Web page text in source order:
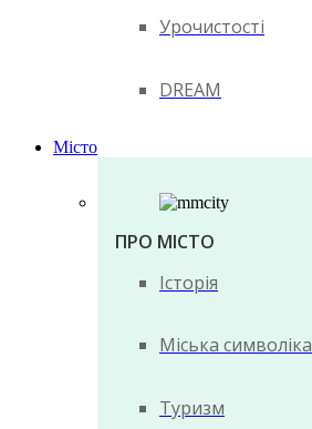
Урочистості
DREAM
Місто
ПРО МІСТО
Історія
Міська символіка
Туризм